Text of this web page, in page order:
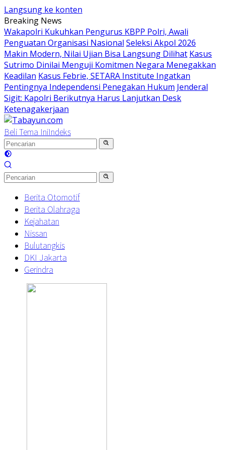
Langsung ke konten
Breaking News
Wakapolri Kukuhkan Pengurus KBPP Polri, Awali
Penguatan Organisasi Nasional Seleksi Akpol 2026
Makin Modern, Nilai Ujian Bisa Langsung Dilihat Kasus
Sutrimo Dinilai Menguji Komitmen Negara Menegakkan
Keadilan Kasus Febrie, SETARA Institute Ingatkan
Pentingnya Independensi Penegakan Hukum Jenderal
Sigit: Kapolri Berikutnya Harus Lanjutkan Desk
Ketenagakerjaan
Beli Tema IniIndeks
Berita Otomotif
Berita Olahraga
Kejahatan
Nissan
Bulutangkis
DKI Jakarta
Gerindra